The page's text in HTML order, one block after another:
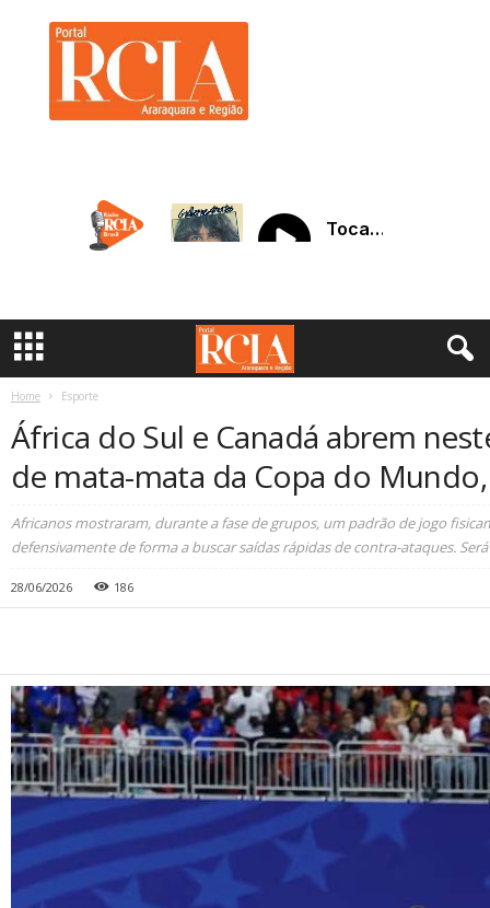
a
Home Esporte
África do Sul e Canadá abrem
de mata-mata da Copa do
Africanos mostraram, durante a fase de grupos, um padrão de jogo
defensivamente de forma a buscar saídas rápidas de contra-ataques.
28/06/2026 186